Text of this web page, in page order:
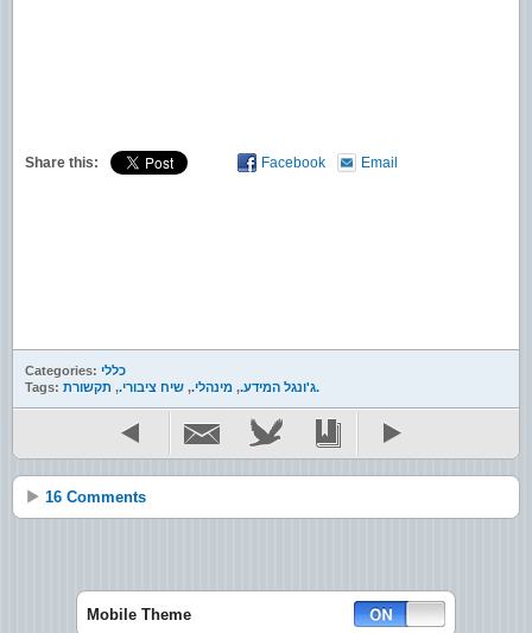
Share this: Facebook Email
Categories: כללי
Tags:
ג'ונגל המידע., מינהלי., שיח ציבורי., תקשורת.
16 Comments
Mobile Theme